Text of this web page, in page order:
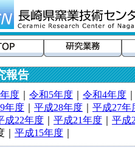
報告
度 令和5年度 令和4年度
年度 平成28年度
平成27年
成22年度 平成21年度
平成
平成15年度